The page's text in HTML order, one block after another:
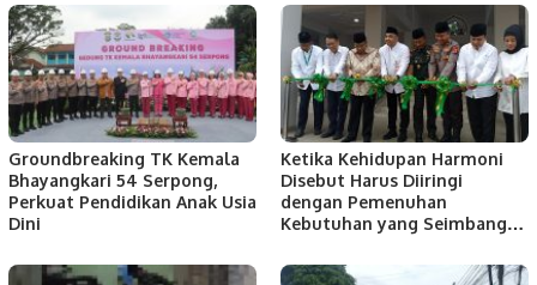
Groundbreaking TK Kemala
Bhayangkari 54 Serpong,
Perkuat Pendidikan Anak Usia
Dini
Ketika Kehidupan Harmoni
Disebut Harus Diiringi
dengan Pemenuhan
Kebutuhan yang Seimbang…